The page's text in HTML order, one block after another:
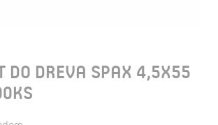
DO DREVA SPAX 4,5X55